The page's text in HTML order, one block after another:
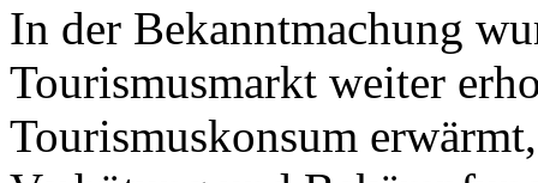
In der Bekanntmachung
Tourismusmarkt weiter
Tourismuskonsum